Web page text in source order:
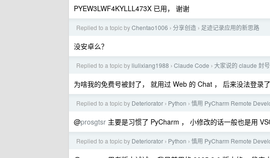
PYEW3LWF4KYLLL473X 已用， 谢谢
Replied to a topic byChentao1006 › 分享创造 › 足迹记录应用的新思路
没安卓么？
Replied to a topic by liulixiang1988 › Claude Code › 大家说的 claude 封
为啥我的免费号被封了， 就用过 Web 的 Chat ， 后来没法登录了
Replied to a topic by Deteriorator › Python › 慎用 PyCharm Remote
@prosgtsr 主要是习惯了 PyCharm ， 小修改的话一般也是用
Replied to a topic by Deteriorator › Python › 慎用 PyCharm Remote